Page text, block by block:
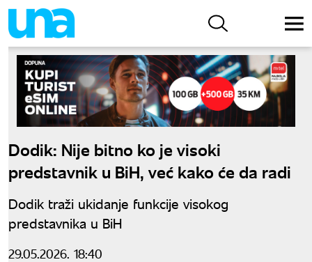
Dodik: Nije bitno ko je visoki
predstavnik u BiH, već kako će da radi
Dodik traži ukidanje funkcije visokog
predstavnika u BiH
29.05.2026. 18:40